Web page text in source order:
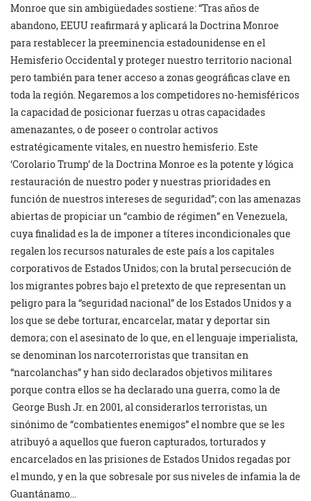
Monroe que sin ambigüedades sostiene: “Tras años de
abandono, EEUU reafirmará y aplicará la Doctrina Monroe
para restablecer la preeminencia estadounidense en el
Hemisferio Occidental y proteger nuestro territorio nacional
pero también para tener acceso a zonas geográficas clave en
toda la región. Negaremos a los competidores no-hemisféricos
la capacidad de posicionar fuerzas u otras capacidades
amenazantes, o de poseer o controlar activos
estratégicamente vitales, en nuestro hemisferio. Este
‘Corolario Trump’ de la Doctrina Monroe es la potente y lógica
restauración de nuestro poder y nuestras prioridades en
función de nuestros intereses de seguridad”; con las amenazas
abiertas de propiciar un “cambio de régimen” en Venezuela,
cuya finalidad es la de imponer a títeres incondicionales que
regalen los recursos naturales de este país a los capitales
corporativos de Estados Unidos; con la brutal persecución de
los migrantes pobres bajo el pretexto de que representan un
peligro para la “seguridad nacional” de los Estados Unidos y a
los que se debe torturar, encarcelar, matar y deportar sin
demora; con el asesinato de lo que, en el lenguaje imperialista,
se denominan los narcoterroristas que transitan en
“narcolanchas” y han sido declarados objetivos militares
porque contra ellos se ha declarado una guerra, como la de
George Bush Jr. en 2001, al considerarlos terroristas, un
sinónimo de “combatientes enemigos” el nombre que se les
atribuyó a aquellos que fueron capturados, torturados y
encarcelados en las prisiones de Estados Unidos regadas por
el mundo, y en la que sobresale por sus niveles de infamia la de
Guantánamo…